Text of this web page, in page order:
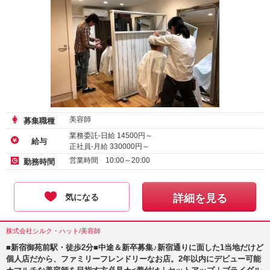
募集職種 美容師
給与
業務委託-日給 14500円～
正社員-月給 330000円～
勤務時間 営業時間 10:00～20:00
気になる 詳細を見る
株式会社シルク・ハット/美容師
■新宿御苑前駅・徒歩2分■中途＆新卒募集♪新宿通りに面した1当地だけど
個人店だから、ファミリーフレンドリーなお店。2年以内にデビュー可能